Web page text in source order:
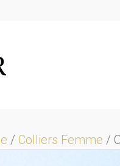
/ Colliers Femme /